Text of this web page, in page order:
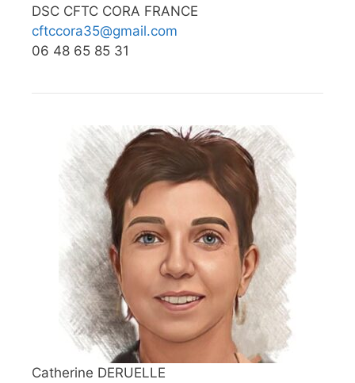
DSC CFTC CORA FRANCE
cftccora35@gmail.com
06 48 65 85 31
Catherine DERUELLE